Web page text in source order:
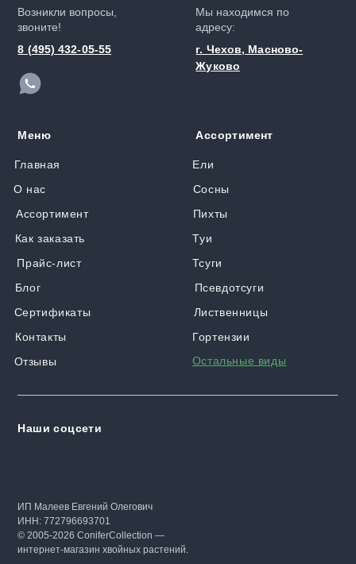
Возникли вопросы,
звоните!
8 (495) 432-05-55
Мы находимся по
адресу:
г. Чехов, Масново-
Жуково
Главная
Меню
О нас
Ассортимент
Как заказать
Прайс-лист
Отзывы
Контакты
Ели
Ассортимент
Сосны
Пихты
Туи
Тсуги
Псевдотсуги
Лиственницы
Гортензии
Наши соцсети
ИП Малеев Евгений Олегович
ИНН: 772796693701
© 2005-2026 ConiferCollection —
интернет-магазин хвойных растений.
Остальные виды
Блог
Сертификаты